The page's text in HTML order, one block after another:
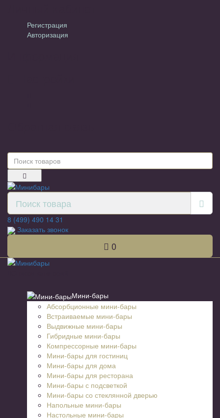
Регистрация
Авторизация
8 (499) 490 14 31
Заказать звонок
0
Мини-бары
Абсорбционные мини-бары
Встраиваемые мини-бары
Выдвижные мини-бары
Гибридные мини-бары
Компрессорные мини-бары
Мини-бары для гостиниц
Мини-бары для дома
Мини-бары для ресторана
Мини-бары с подсветкой
Мини-бары со стеклянной дверью
Напольные мини-бары
Настольные мини-бары